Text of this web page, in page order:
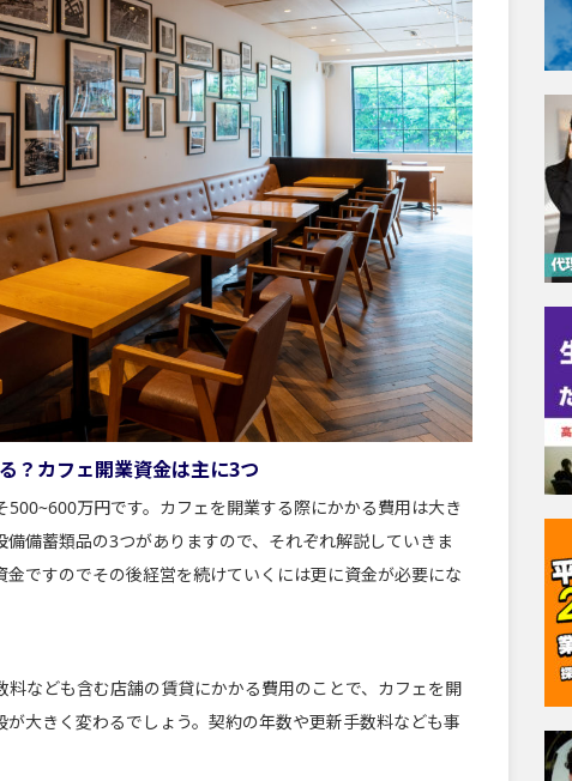
？カフェ開業資金は主に3つ
万円です。カフェを開業する際にかかる費用は大き
備備蓄類品の3つがありますので、それぞれ解説していきま
ですのでその後経営を続けていくには更に資金が必要にな
なども含む店舗の賃貸にかかる費用のことで、カフェを開
大きく変わるでしょう。契約の年数や更新手数料なども事